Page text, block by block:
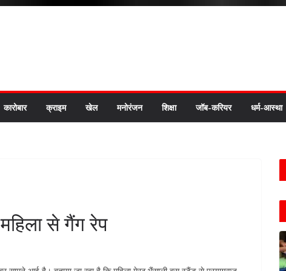
कारोबार क्राइम खेल मनोरंजन शिक्षा जॉब-करियर धर्म-आस्था
से गैंग रेप